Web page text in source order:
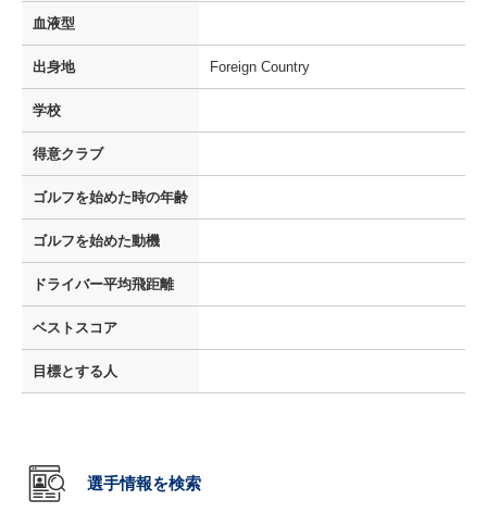
血液型
出身地 Foreign Country
学校
得意クラブ
ゴルフを始めた時の年齢
ゴルフを始めた動機
ドライバー平均飛距離
ベストスコア
目標とする人
選手情報を検索